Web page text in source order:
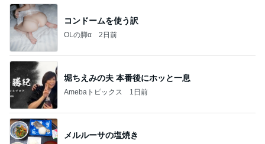
コンドームを使う訳
OLの脚α 2日前
堀ちえみの夫 本番後にホッと一息
Amebaトピックス 1日前
メルルーサの塩焼き